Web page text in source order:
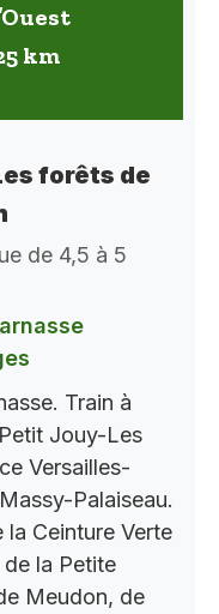
km
forêts de
de 4,5 à 5
Train à
Jouy-Les
Versailles-
Palaiseau.
la Ceinture Verte
la Petite
Meudon, de